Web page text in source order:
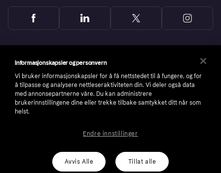
number: 556737-0431
Cookies Klarna.com
Informasjonskapsler og personvern
Vi bruker informasjonskapsler for å få nettstedet til å fungere, og for
å tilpasse og analysere nettleseraktiviteten din. Vi deler også data
med annonsepartnerne våre. Du kan administrere
brukerinnstillingene dine eller trekke tilbake samtykket ditt når som
helst.
Avvis Alle Tillat alle
Endre innstillinger